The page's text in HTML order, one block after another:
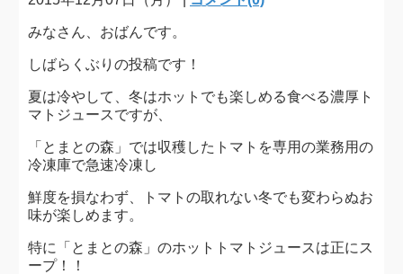
みなさん、おばんです。
しばらくぶりの投稿です！
夏は冷やして、冬はホットでも楽しめる食べる濃厚ト
マトジュースですが、
「とまとの森」では収穫したトマトを専用の業務用の
冷凍庫で急速冷凍し
鮮度を損なわず、トマトの取れない冬でも変わらぬお
味が楽しめます。
特に「とまとの森」のホットトマトジュースは正にス
ープ！！